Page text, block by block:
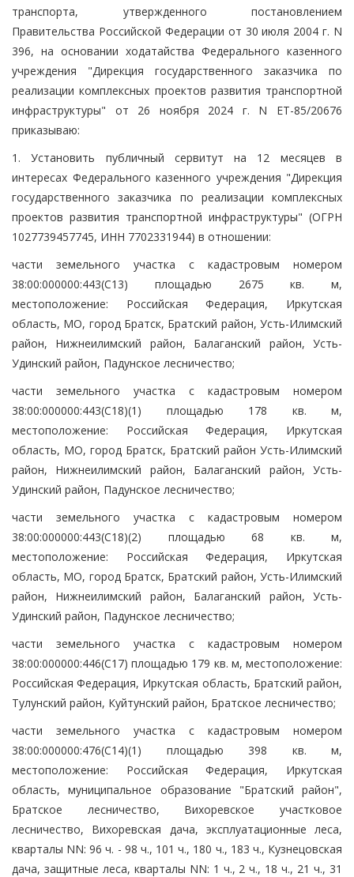
транспорта, утвержденного постановлением
Правительства Российской Федерации от 30 июля 2004 г. N
396, на основании ходатайства Федерального казенного
учреждения "Дирекция государственного заказчика по
реализации комплексных проектов развития транспортной
инфраструктуры" от 26 ноября 2024 г. N ЕТ-85/20676
приказываю:
1. Установить публичный сервитут на 12 месяцев в
интересах Федерального казенного учреждения "Дирекция
государственного заказчика по реализации комплексных
проектов развития транспортной инфраструктуры" (ОГРН
1027739457745, ИНН 7702331944) в отношении:
части земельного участка с кадастровым номером
38:00:000000:443(С13) площадью 2675 кв. м,
местоположение: Российская Федерация, Иркутская
область, МО, город Братск, Братский район, Усть-Илимский
район, Нижнеилимский район, Балаганский район, Усть-
Удинский район, Падунское лесничество;
части земельного участка с кадастровым номером
38:00:000000:443(С18)(1) площадью 178 кв. м,
местоположение: Российская Федерация, Иркутская
область, МО, город Братск, Братский район Усть-Илимский
район, Нижнеилимский район, Балаганский район, Усть-
Удинский район, Падунское лесничество;
части земельного участка с кадастровым номером
38:00:000000:443(С18)(2) площадью 68 кв. м,
местоположение: Российская Федерация, Иркутская
область, МО, город Братск, Братский район, Усть-Илимский
район, Нижнеилимский район, Балаганский район, Усть-
Удинский район, Падунское лесничество;
части земельного участка с кадастровым номером
38:00:000000:446(С17) площадью 179 кв. м, местоположение:
Российская Федерация, Иркутская область, Братский район,
Тулунский район, Куйтунский район, Братское лесничество;
части земельного участка с кадастровым номером
38:00:000000:476(С14)(1) площадью 398 кв. м,
местоположение: Российская Федерация, Иркутская
область, муниципальное образование "Братский район",
Братское лесничество, Вихоревское участковое
лесничество, Вихоревская дача, эксплуатационные леса,
кварталы NN: 96 ч. - 98 ч., 101 ч., 180 ч., 183 ч., Кузнецовская
дача, защитные леса, кварталы NN: 1 ч., 2 ч., 18 ч., 21 ч., 31